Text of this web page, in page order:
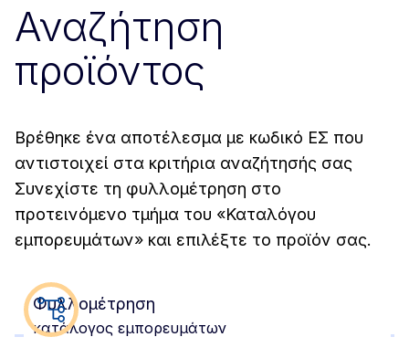
Αναζήτηση
προϊόντος
Βρέθηκε ένα αποτέλεσμα με κωδικό ΕΣ που
αντιστοιχεί στα κριτήρια αναζήτησής σας
Συνεχίστε τη φυλλομέτρηση στο
προτεινόμενο τμήμα του «Καταλόγου
εμπορευμάτων» και επιλέξτε το προϊόν σας.
Φυλλομέτρηση
κατάλογος εμπορευμάτων